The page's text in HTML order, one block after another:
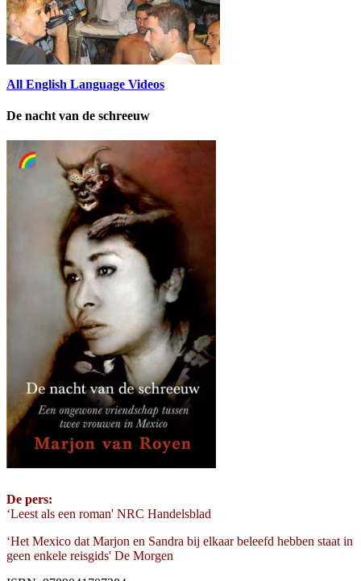
All English Language Videos
De nacht van de schreeuw
De pers:
‘Leest als een roman' NRC Handelsblad
‘Het Mexico dat Marjon en Sandra bij elkaar beleefd hebben staat in
geen enkele reisgids' De Morgen